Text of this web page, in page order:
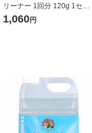
リーナー 1回分 120g 1セッ
ト（2個） レック
1,060円